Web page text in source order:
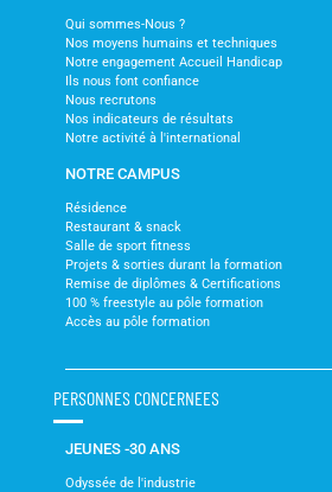
Qui sommes-Nous ?
Nos moyens humains et techniques
Notre engagement Accueil Handicap
Ils nous font confiance
Nous recrutons
Nos indicateurs de résultats
Notre activité à l'international
NOTRE CAMPUS
Résidence
Restaurant & snack
Salle de sport fitness
Projets & sorties durant la formation
Remise de diplômes & Certifications
100 % freestyle au pôle formation
Accès au pôle formation
PERSONNES CONCERNEES
JEUNES -30 ANS
Odyssée de l'industrie